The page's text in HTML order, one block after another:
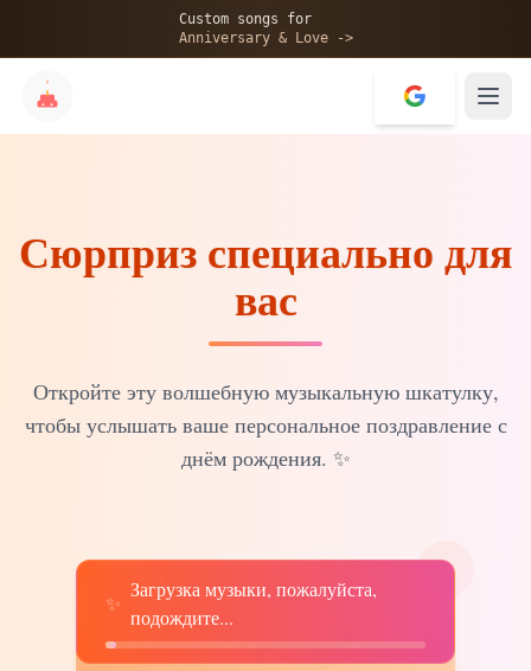
Custom songs for
Anniversary & Love ->
✨
Сюрприз специально для
вас
Откройте эту волшебную музыкальную шкатулку,
чтобы услышать ваше персональное поздравление с
днём рождения. ✨
♫
✨
Загрузка музыки, пожалуйста,
подождите...